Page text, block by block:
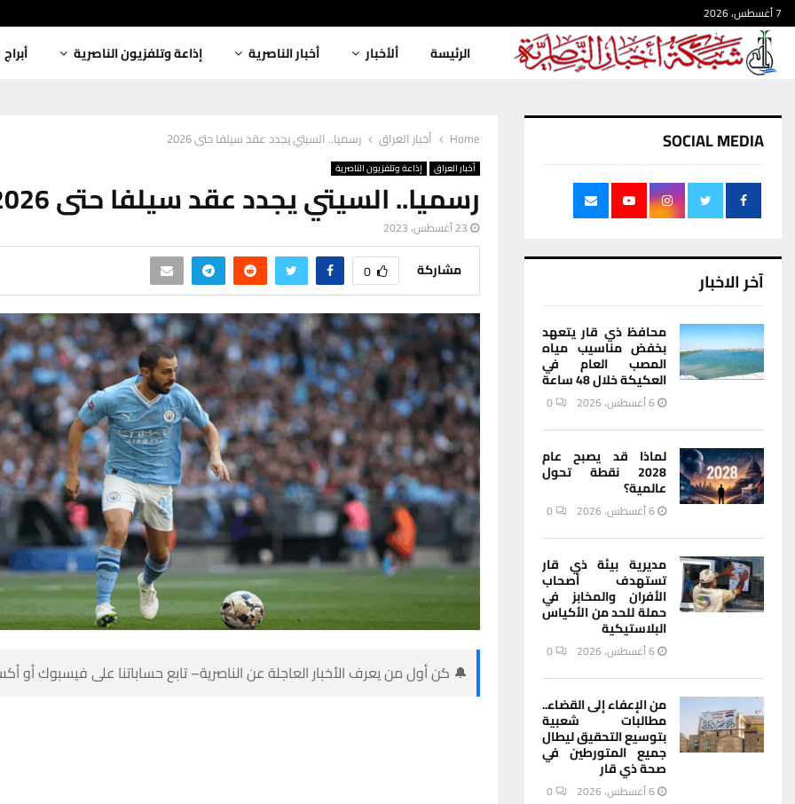
7 أغسطس، 2026
الرئيسة ألأخبار أخبار الناصرية إذاعة وتلفزيون الناصرية أبراج
Home أخبار العراق رسميا.. السيتي يجدد عقد سيلفا حتى 2026
أخبار العراق إذاعة وتلفزيون الناصرية
رسميا.. السيتي يجدد عقد سيلفا حتى 2026
23 أغسطس، 2023
مشاركة 0
🔔 كن أول من يعرف الأخبار العاجلة عن الناصرية– تابع حساباتنا على فيسبوك أو
SOCIAL MEDIA
آخر الاخبار
محافظ ذي قار يتعهد
بخفض مناسيب مياه
المصب العام في
العكيكة خلال 48 ساعة
6 أغسطس، 2026 0
لماذا قد يصبح عام
2028 نقطة تحول
عالمية؟
6 أغسطس، 2026 0
مديرية بيئة ذي قار
تستهدف أصحاب
الأفران والمخابز في
حملة للحد من الأكياس
البلاستيكية
6 أغسطس، 2026 0
من الإعفاء إلى القضاء..
مطالبات شعبية
بتوسيع التحقيق ليطال
جميع المتورطين في
صحة ذي قار
6 أغسطس، 2026 0